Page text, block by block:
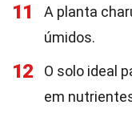
11
A planta
úmidos.
12
O solo ideal
em